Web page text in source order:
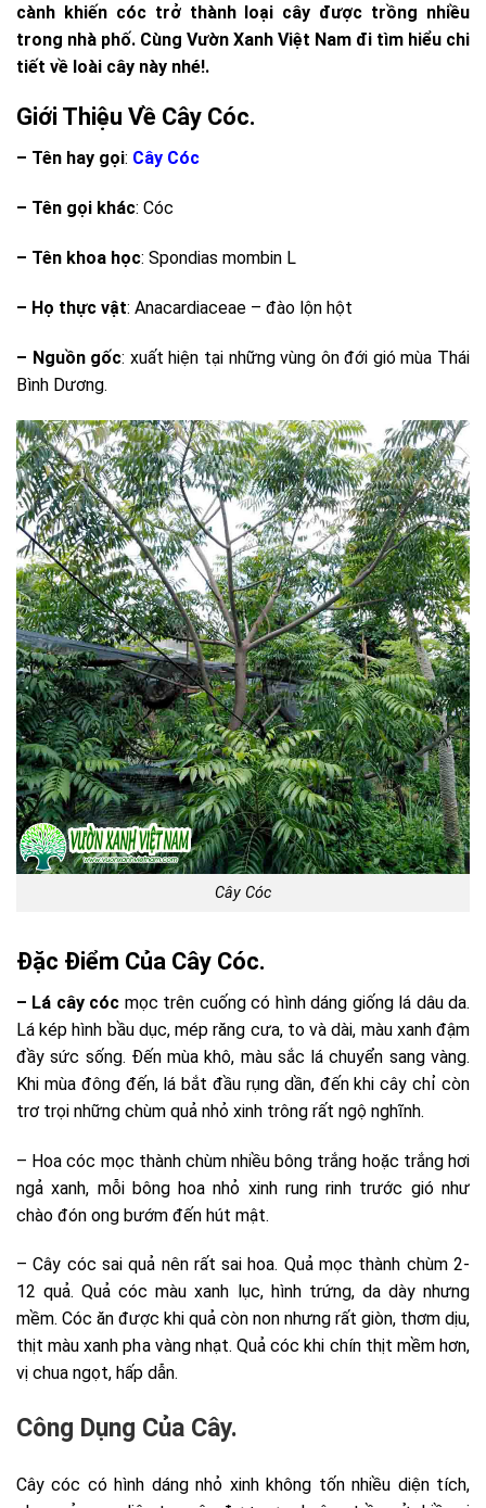
cành khiến cóc trở thành loại cây được trồng nhiều
trong nhà phố. Cùng Vườn Xanh Việt Nam đi tìm hiểu chi
tiết về loài cây này nhé!.
Giới Thiệu Về Cây Cóc.
– Tên hay gọi: Cây Cóc
– Tên gọi khác: Cóc
– Tên khoa học: Spondias mombin L
– Họ thực vật: Anacardiaceae – đào lộn hột
– Nguồn gốc: xuất hiện tại những vùng ôn đới gió mùa Thái
Bình Dương.
Cây Cóc
Đặc Điểm Của Cây Cóc.
– Lá cây cóc mọc trên cuống có hình dáng giống lá dâu da.
Lá kép hình bầu dục, mép răng cưa, to và dài, màu xanh đậm
đầy sức sống. Đến mùa khô, màu sắc lá chuyển sang vàng.
Khi mùa đông đến, lá bắt đầu rụng dần, đến khi cây chỉ còn
trơ trọi những chùm quả nhỏ xinh trông rất ngộ nghĩnh.
– Hoa cóc mọc thành chùm nhiều bông trắng hoặc trắng hơi
ngả xanh, mỗi bông hoa nhỏ xinh rung rinh trước gió như
chào đón ong bướm đến hút mật.
– Cây cóc sai quả nên rất sai hoa. Quả mọc thành chùm 2-
12 quả. Quả cóc màu xanh lục, hình trứng, da dày nhưng
mềm. Cóc ăn được khi quả còn non nhưng rất giòn, thơm dịu,
thịt màu xanh pha vàng nhạt. Quả cóc khi chín thịt mềm hơn,
vị chua ngọt, hấp dẫn.
Công Dụng Của Cây.
Cây cóc có hình dáng nhỏ xinh không tốn nhiều diện tích,